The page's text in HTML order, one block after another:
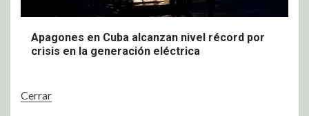
Apagones en Cuba alcanzan nivel récord por
crisis en la generación eléctrica
Cerrar